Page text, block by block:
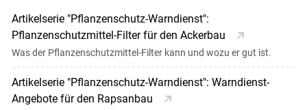
Artikelserie "Pflanzenschutz-Warndienst":
Pflanzenschutzmittel-Filter für den Ackerbau
Was der Pflanzenschutzmittel-Filter kann und wozu er gut ist.
Artikelserie "Pflanzenschutz-Warndienst": Warndienst-
Angebote für den Rapsanbau